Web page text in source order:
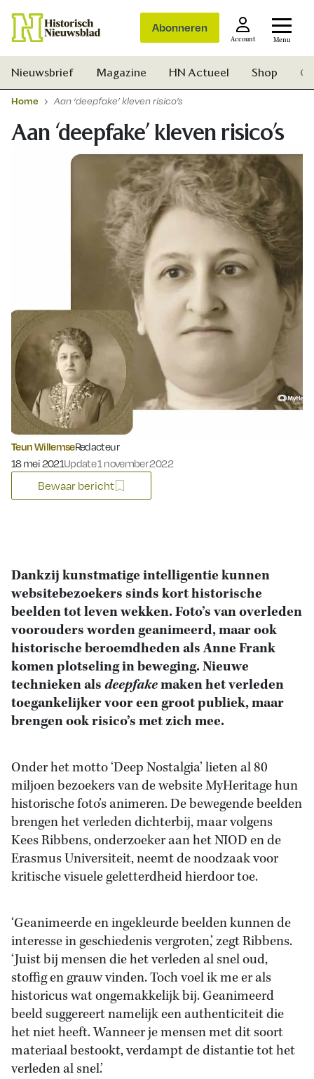
Abonneren
Account Menu
Zoek
Nieuwsbrief Magazine HN Actueel Shop
Home Aan ‘deepfake’ kleven risico’s
Aan ‘deepfake’ kleven risico’s
Teun WillemseRedacteur
Gepubliceerd op:
18 mei 2021Update 1 november 2022
Bewaar bericht
Dankzij kunstmatige intelligentie kunnen
websitebezoekers sinds kort historische
beelden tot leven wekken. Foto’s van overleden
voorouders worden geanimeerd, maar ook
historische beroemdheden als Anne Frank
komen plotseling in beweging. Nieuwe
technieken alsdeepfakemaken het verleden
toegankelijker voor een groot publiek, maar
brengen ook risico’s met zich mee.
Onder het motto ‘Deep Nostalgia’ lieten al 80
miljoen bezoekers van de website MyHeritage hun
historische foto’s animeren. De bewegende beelden
brengen het verleden dichterbij, maar volgens
Kees Ribbens, onderzoeker aan het NIOD en de
Erasmus Universiteit, neemt de noodzaak voor
kritische visuele geletterdheid hierdoor toe.
‘Geanimeerde en ingekleurde beelden kunnen de
interesse in geschiedenis vergroten,’ zegt Ribbens.
‘Juist bij mensen die het verleden al snel oud,
stoffig en grauw vinden. Toch voel ik me er als
historicus wat ongemakkelijk bij. Geanimeerd
beeld suggereert namelijk een authenticiteit die
het niet heeft. Wanneer je mensen met dit soort
materiaal bestookt, verdampt de distantie tot het
verleden al snel.’